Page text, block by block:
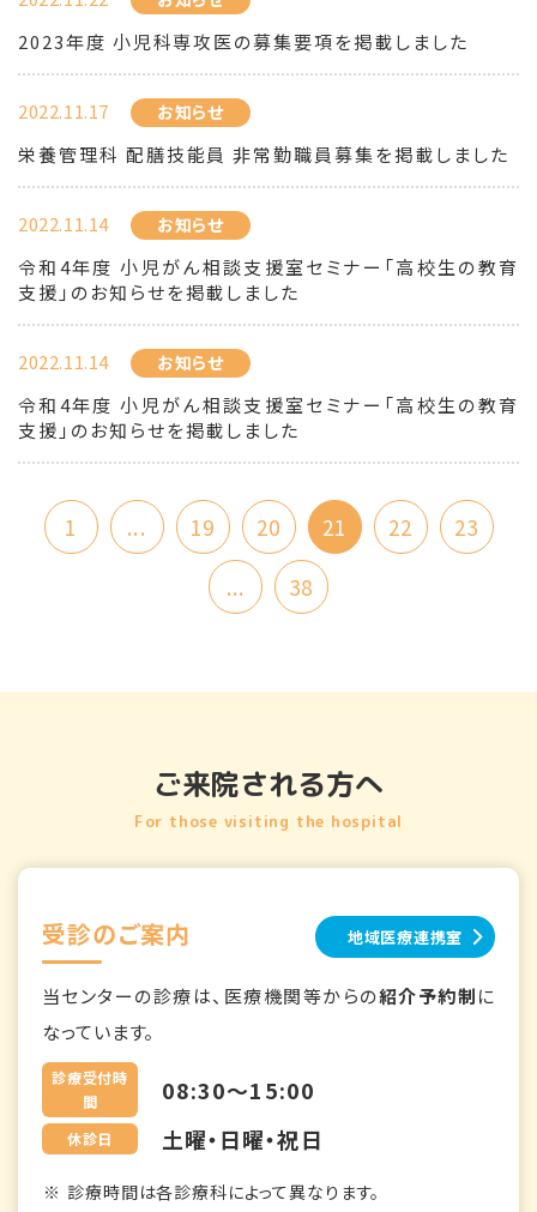
2023年度 小児科専攻医の募集要項を掲載しました
2022.11.17 お知らせ
栄養管理科 配膳技能員 非常勤職員募集を掲載しました
2022.11.14 お知らせ
令和4年度 小児がん相談支援室セミナー「高校生の教育
支援」のお知らせを掲載しました
2022.11.14 お知らせ
令和4年度 小児がん相談支援室セミナー「高校生の教育
支援」のお知らせを掲載しました
1 ... 19 20 21 22
23
...
38
ご来院される方へ
For those visiting the hospital
受診のご案内 地域医療連携室
当センターの診療は、医療機関等からの紹介予約制に
なっています。
診療受付時
間
08:30～15:00
休診日 土曜・日曜・祝日
診療時間は各診療科によって異なります。